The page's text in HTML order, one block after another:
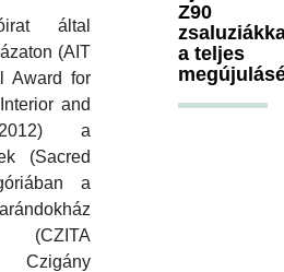
által
(AIT
Award for
and
2012) a
(Sacred
a
Czigány
Z90
a teljes